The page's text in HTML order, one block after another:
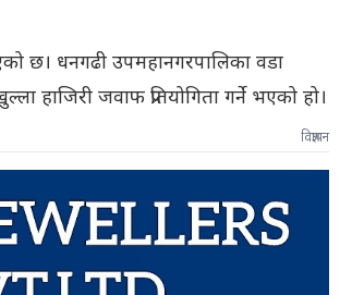
छ। धनगढी उपमहानगरपालिका वडा
हाजिरी जवाफ प्रतियोगिता गर्ने भएको हो।
विज्ञापन